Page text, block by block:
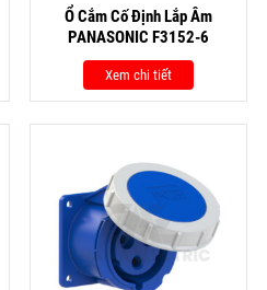
Ổ Cắm Cố Định Lắp Âm
PANASONIC F3152-6
Xem chi tiết